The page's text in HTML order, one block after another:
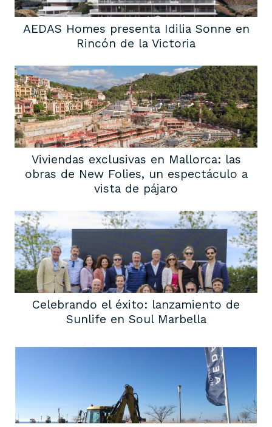
AEDAS Homes presenta Idilia Sonne en
Rincón de la Victoria
Viviendas exclusivas en Mallorca: las
obras de New Folies, un espectáculo a
vista de pájaro
Celebrando el éxito: lanzamiento de
Sunlife en Soul Marbella